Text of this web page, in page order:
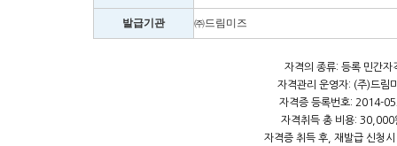
발급기관 ㈜드림미즈
자격의 종류: 등록 민간자
자격관리 운영자: (주)드림
자격증 등록번호: 2014-
자격취득 총 비용:
자격증 취득 후, 재발급 신청